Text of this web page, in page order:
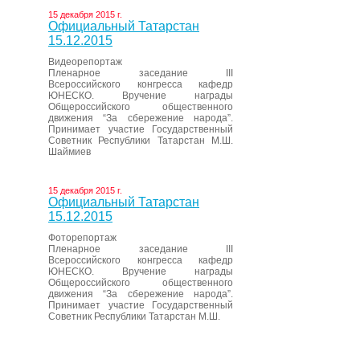
15 декабря 2015 г.
Официальный Татарстан
15.12.2015
Видеорепортаж
Пленарное заседание III
Всероссийского конгресса кафедр
ЮНЕСКО. Вручение награды
Общероссийского общественного
движения “За сбережение народа”.
Принимает участие Государственный
Советник Республики Татарстан М.Ш.
Шаймиев
15 декабря 2015 г.
Официальный Татарстан
15.12.2015
Фоторепортаж
Пленарное заседание III
Всероссийского конгресса кафедр
ЮНЕСКО. Вручение награды
Общероссийского общественного
движения “За сбережение народа”.
Принимает участие Государственный
Советник Республики Татарстан М.Ш.